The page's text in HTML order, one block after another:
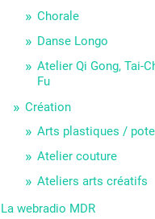
Chorale
Danse Longo
Atelier Qi Gong, Tai-
Fu
Création
Arts plastiques /
Atelier couture
Ateliers arts créatifs
La webradio MDR